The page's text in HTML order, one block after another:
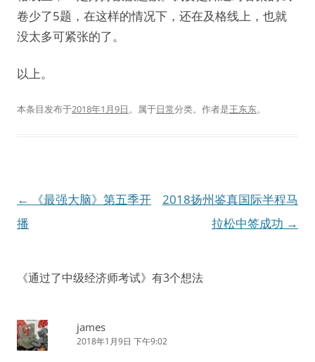
卷少了5题，在这样的情况下，还在及格线上，也就
没太多可紧张的了。
以上。
本条目发布于2018年1月9日。属于日常分类。 作者是王东东。
文
章
航
←
《最强大脑》第五季开
播
2018扬州鉴真国际半程马
拉松中签成功 →
《通过了中级经济师考试》有3个想法
james
2018年1月9日 下午9:02